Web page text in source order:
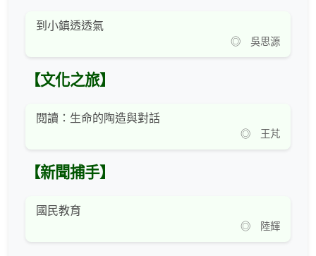
到小鎮透透氣
◎ 吳思源
【文化之旅】
閱讀：生命的陶造與對話
◎ 王芃
【新聞捕手】
國民教育
◎ 陸輝